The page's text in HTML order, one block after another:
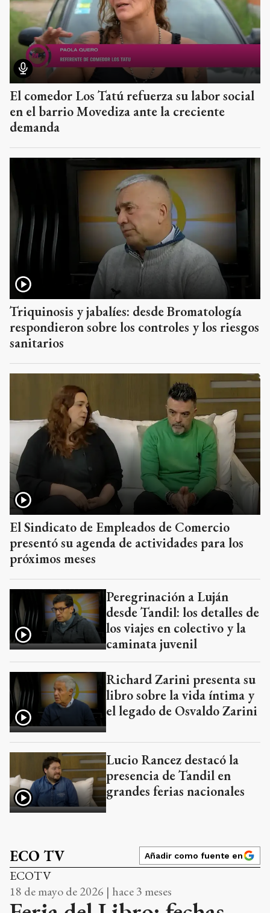
El comedor Los Tatú refuerza su labor social
en el barrio Movediza ante la creciente
demanda
Triquinosis y jabalíes: desde Bromatología
respondieron sobre los controles y los riesgos
sanitarios
El Sindicato de Empleados de Comercio
presentó su agenda de actividades para los
próximos meses
Peregrinación a Luján
desde Tandil: los detalles de
los viajes en colectivo y la
caminata juvenil
Richard Zarini presenta su
libro sobre la vida íntima y
el legado de Osvaldo Zarini
Lucio Rancez destacó la
presencia de Tandil en
grandes ferias nacionales
ECO TV Añadir como fuente en
ECOTV
18 de mayo de 2026 | hace 3 meses